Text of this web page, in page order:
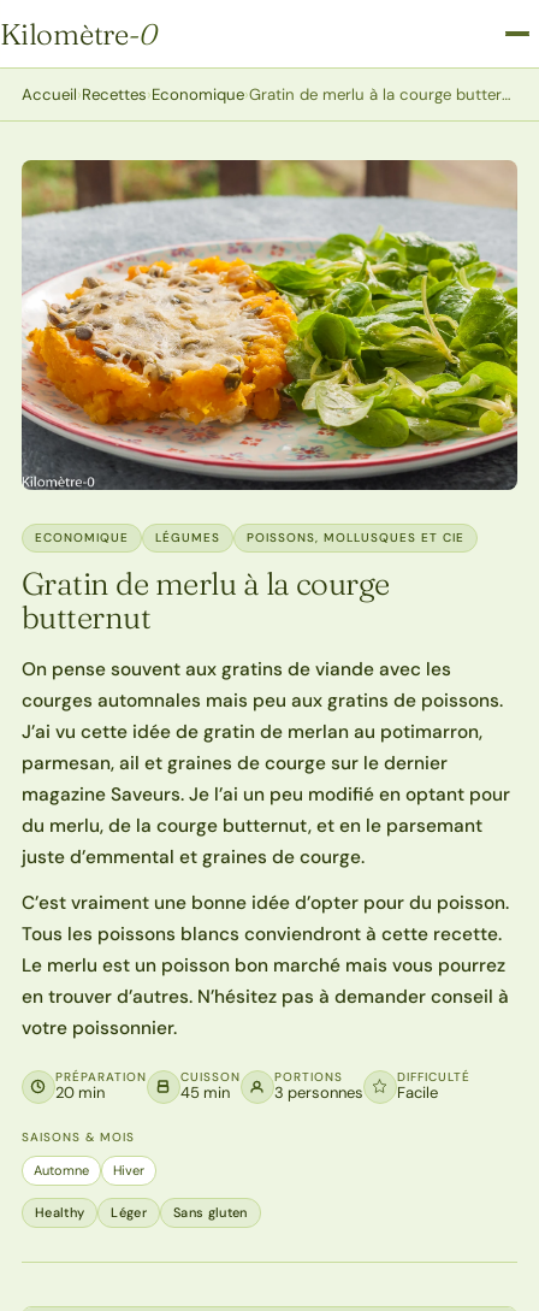
Kilomètre-0
Kilomètre-0
Accueil›Recettes›Economique› Gratin de merlu à la courge butternut
ECONOMIQUE LÉGUMES POISSONS, MOLLUSQUES ET CIE
Gratin de merlu à la courge
butternut
On pense souvent aux gratins de viande avec les
courges automnales mais peu aux gratins de poissons.
J’ai vu cette idée de gratin de merlan au potimarron,
parmesan, ail et graines de courge sur le dernier
magazine Saveurs. Je l’ai un peu modifié en optant pour
du merlu, de la courge butternut, et en le parsemant
juste d’emmental et graines de courge.
C’est vraiment une bonne idée d’opter pour du poisson.
Tous les poissons blancs conviendront à cette recette.
Le merlu est un poisson bon marché mais vous pourrez
en trouver d’autres. N’hésitez pas à demander conseil à
votre poissonnier.
PRÉPARATION
20 min
CUISSON
45 min
PORTIONS
3 personnes
DIFFICULTÉ
Facile
SAISONS & MOIS
Automne Hiver
Healthy Léger Sans gluten